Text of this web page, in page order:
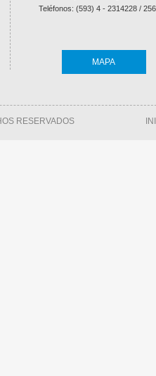
Teléfonos: (593) 4 - 2314228 /
MAPA
RESERVADOS